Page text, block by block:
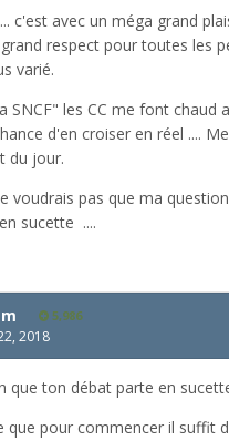
c'est avec un méga grand
respect pour toutes les
varié.
SNCF" les CC me font chaud
d'en croiser en réel ....
du jour.
voudrais pas que ma
sucette ....
5,986
2018
que ton débat parte en
que pour commencer il suffit